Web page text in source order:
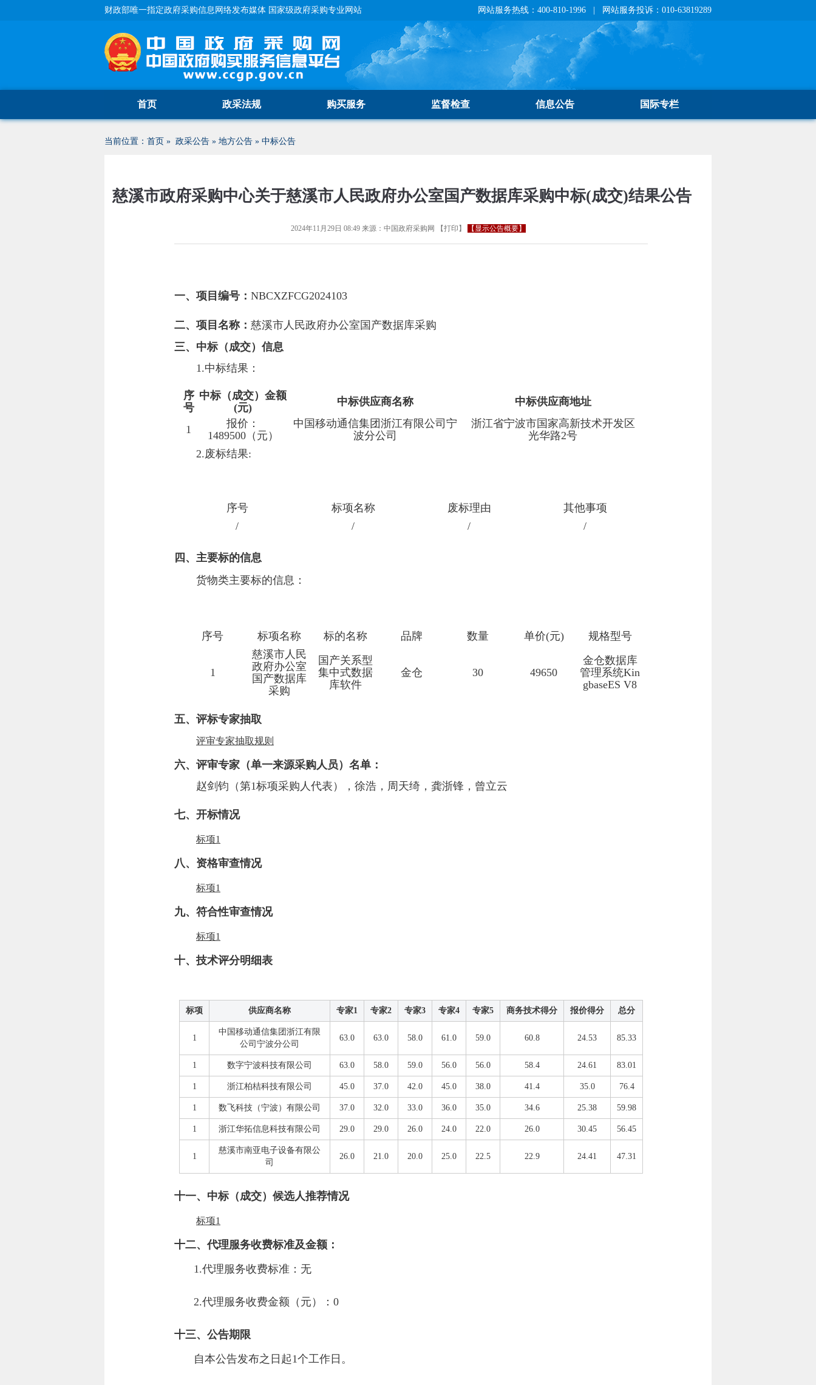
财政部唯一指定政府采购信息网络发布媒体 国家级政府采购专业网站 网站服务热线：400-810-1996 | 网站服务投诉：010-63819289
首页 政采法规 购买服务 监督检查 信息公告 国际专栏
当前位置： 首页 » 政采公告 » 地方公告 » 中标公告
慈溪市政府采购中心关于慈溪市人民政府办公室国产数据库采购中标(成交)结果公告
2024年11月29日 08:49来源： 中国政府采购网 【打印 】 【显示公告概要】
一、项目编号： NBCXZFCG2024103
二、项目名称： 慈溪市人民政府办公室国产数据库采购
三、中标（成交）信息
1.中标结果：
序
号
中标（成交）金额
(元)
中标供应商名称 中标供应商地址
1
报价：
1489500（元）
中国移动通信集团浙江有限公司宁
波分公司
浙江省宁波市国家高新技术开发区
光华路2号
2.废标结果:
序号 标项名称 废标理由
其他事项
/
/ / /
四、主要标的信息
货物类主要标的信息：
序号 标项名称 标的名称 品牌 数量 单价(元) 规格型号
1
慈溪市人民
政府办公室
国产数据库
采购
国产关系型
集中式数据
库软件
金仓 30 49650
金仓数据库
管理系统Kin
gbaseES V8
五、评标专家抽取
评审专家抽取规则
六、 评审专家（单一来源采购人员）名单：
赵剑钧（第1标项采购人代表），徐浩，周天绮，龚浙锋，曾立云
七、开标情况
标项1
八、资格审查情况
标项1
九、符合性审查情况
标项1
十、技术评分明细表
标项 供应商名称 专家1 专家2 专家3 专家4 专家5 商务技术得分 报价得分 总分
1
中国移动通信集团浙江有限
公司宁波分公司
63.0 63.0 58.0 61.0 59.0 60.8 24.53 85.33
1 数字宁波科技有限公司 63.0 58.0 59.0 56.0 56.0 58.4 24.61 83.01
1 浙江柏桔科技有限公司 45.0 37.0 42.0 45.0 38.0 41.4 35.0 76.4
1 数飞科技（宁波）有限公司 37.0 32.0 33.0 36.0 35.0 34.6 25.38 59.98
1 浙江华拓信息科技有限公司 29.0 29.0 26.0 24.0 22.0 26.0 30.45 56.45
1
慈溪市南亚电子设备有限公
司
26.0 21.0 20.0 25.0 22.5 22.9 24.41 47.31
十一、中标（成交）候选人推荐情况
标项1
十二、代理服务收费标准及金额：
1.代理服务收费标准： 无
2.代理服务收费金额（元）： 0
十三、公告期限
自本公告发布之日起1个工作日。